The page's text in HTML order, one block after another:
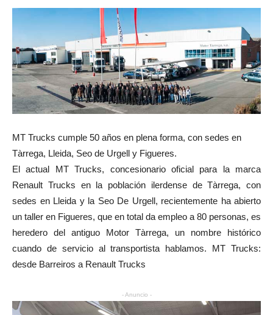
MT Trucks cumple 50 años en plena forma, con sedes en
Tàrrega, Lleida, Seo de Urgell y Figueres.
El actual MT Trucks, concesionario oficial para la marca
Renault Trucks en la población ilerdense de Tàrrega, con
sedes en Lleida y la Seo De Urgell, recientemente ha abierto
un taller en Figueres, que en total da empleo a 80 personas, es
heredero del antiguo Motor Tàrrega, un nombre histórico
cuando de servicio al transportista hablamos. MT Trucks:
desde Barreiros a Renault Trucks
- Anuncio -